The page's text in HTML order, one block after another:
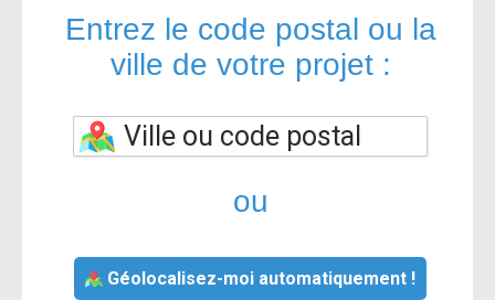
Entrez le code postal ou la
ville de votre projet :
ou
Géolocalisez-moi automatiquement !